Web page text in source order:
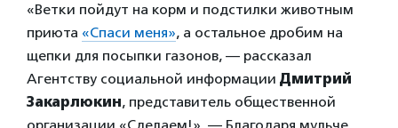
«Ветки пойдут на корм и подстилки животным
приюта «Спаси меня», а остальное дробим на
щепки для посыпки газонов, — рассказал
Агентству социальной информации Дмитрий
Закарлюкин, представитель общественной